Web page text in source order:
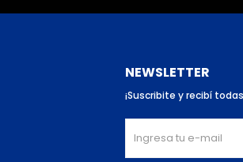
NEWSLETTER
¡Suscribite y recibí